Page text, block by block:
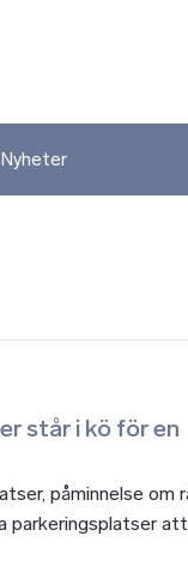
Nyheter
står i kö för en
påminnelse om
parkeringsplatser